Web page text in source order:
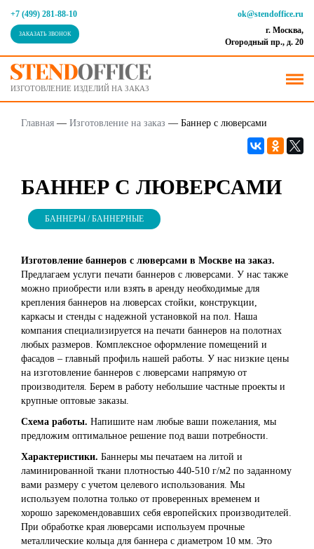
+7 (499) 281-88-10
ЗАКАЗАТЬ ЗВОНОК
ok@stendoffice.ru
г. Москва,
Огородный пр., д. 20
ИЗГОТОВЛЕНИЕ ИЗДЕЛИЙ НА ЗАКАЗ
Главная — Изготовление на заказ — Баннер с люверсами
БАННЕР С ЛЮВЕРСАМИ
БАННЕРЫ / БАННЕРНЫЕ
Изготовление баннеров с люверсами в Москве на заказ.
Предлагаем услуги печати баннеров с люверсами. У нас также
можно приобрести или взять в аренду необходимые для
крепления баннеров на люверсах стойки, конструкции,
каркасы и стенды с надежной установкой на пол. Наша
компания специализируется на печати баннеров на полотнах
любых размеров. Комплексное оформление помещений и
фасадов – главный профиль нашей работы. У нас низкие цены
на изготовление баннеров с люверсами напрямую от
производителя. Берем в работу небольшие частные проекты и
крупные оптовые заказы.
Схема работы. Напишите нам любые ваши пожелания, мы
предложим оптимальное решение под ваши потребности.
Характеристики. Баннеры мы печатаем на литой и
ламинированной ткани плотностью 440-510 г/м2 по заданному
вами размеру с учетом целевого использования. Мы
используем полотна только от проверенных временем и
хорошо зарекомендовавших себя европейских производителей.
При обработке края люверсами используем прочные
металлические кольца для баннера с диаметром 10 мм. Это